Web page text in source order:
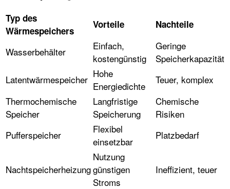
Typ des
Wärmespeichers
Vorteile Nachteile
Wasserbehälter
Einfach,
kostengünstig
Geringe
Speicherkapazität
Latentwärmespeicher Hohe
Energiedichte
Teuer, komplex
Thermochemische
Speicher
Langfristige
Speicherung
Chemische
Risiken
Pufferspeicher
Flexibel
einsetzbar
Platzbedarf
Nachtspeicherheizung
Nutzung
günstigen
Stroms
Ineffizient, teuer